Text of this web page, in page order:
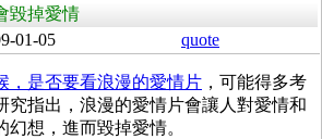
毀掉愛情
01-05 quote
，是否要看浪漫的愛情片 ，可能得多考
究指出，浪漫的愛情片會讓人對愛情和
想，進而毀掉愛情。